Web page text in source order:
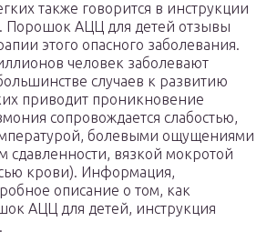
также говорится в инструкции
АЦЦ для детей отзывы
этого опасного заболевания.
человек заболевают
случаев к развитию
приводит проникновение
сопровождается слабостью,
болевыми ощущениями
сдавленности, вязкой мокротой
крови). Информация,
описание о том, как
АЦЦ для детей, инструкция